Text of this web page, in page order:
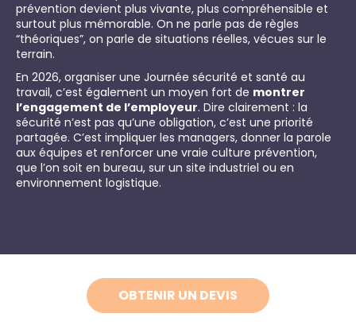
prévention devient plus vivante, plus compréhensible et
surtout plus mémorable. On ne parle pas de règles
“théoriques”, on parle de situations réelles, vécues sur le
terrain.
En 2026, organiser une Journée sécurité et santé au
travail, c’est également un moyen fort de montrer
l’engagement de l’employeur. Dire clairement : la
sécurité n’est pas qu’une obligation, c’est une priorité
partagée. C’est impliquer les managers, donner la parole
aux équipes et renforcer une vraie culture prévention,
que l’on soit en bureau, sur un site industriel ou en
environnement logistique.
OBTENIR UN DEVIS